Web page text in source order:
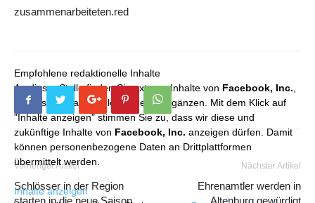
zusammenarbeiteten.red
Empfohlene redaktionelle Inhalte
An dieser Stelle finden Sie externe Inhalte von Facebook, Inc.
die unser redaktionelles Angebot ergänzen. Mit dem Klick auf
"Inhalte anzeigen" stimmen Sie zu, dass wir diese und
zukünftige Inhalte von Facebook, Inc. anzeigen dürfen. Damit
können personenbezogene Daten an Drittplattformen
übermittelt werden.
Inhalte anzeigen
Vorheriger Artikel
Schlösser in der Region
starten in die neue Saison
Nächster Artikel
Ehrenamtler werden in
Altenburg gewürdigt